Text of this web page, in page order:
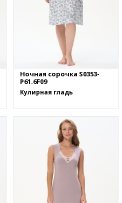
Ночная сорочка S0353-
P61.6F09
Кулирная гладь